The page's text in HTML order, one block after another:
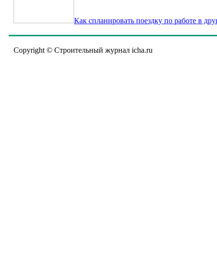
Как спланировать поездку по работе в
Copyright © Строительный журнал icha.ru